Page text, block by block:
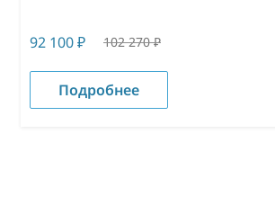
92 100₽ 102 270₽
Подробнее